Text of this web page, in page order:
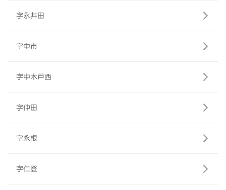
字永井田
字中市
字中木戸西
字仲田
字永根
字仁登